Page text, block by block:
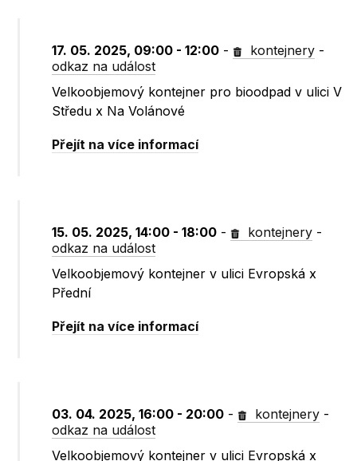
17. 05. 2025, 09:00 - 12:00 - kontejnery -
odkaz na událost
Velkoobjemový kontejner pro bioodpad v ulici V
Středu x Na Volánové
Přejít na více informací
15. 05. 2025, 14:00 - 18:00 - kontejnery -
odkaz na událost
Velkoobjemový kontejner v ulici Evropská x
Přední
Přejít na více informací
03. 04. 2025, 16:00 - 20:00 - kontejnery -
odkaz na událost
Velkoobjemový kontejner v ulici Evropská x